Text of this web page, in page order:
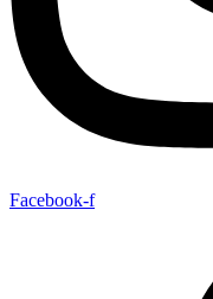
Facebook-f